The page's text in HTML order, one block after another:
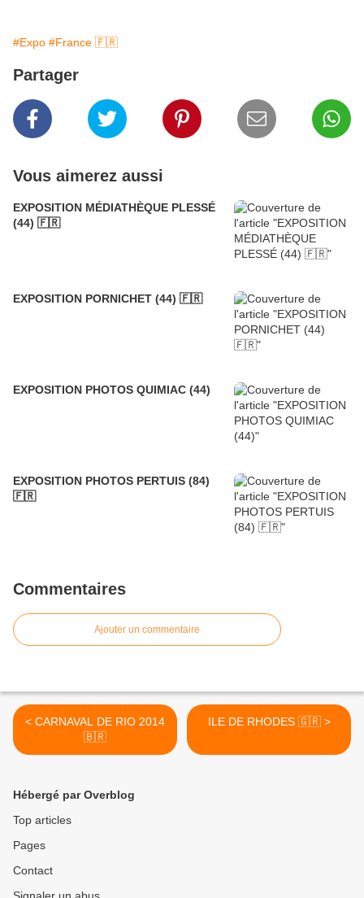
#Expo #France 🇫🇷
Partager
Vous aimerez aussi
EXPOSITION MÉDIATHÈQUE PLESSÉ
(44) 🇫🇷
EXPOSITION PORNICHET (44) 🇫🇷
EXPOSITION PHOTOS QUIMIAC (44)
EXPOSITION PHOTOS PERTUIS (84)
🇫🇷
Commentaires
Ajouter un commentaire
< CARNAVAL DE RIO 2014
🇧🇷
ILE DE RHODES 🇬🇷 >
Hébergé par Overblog
Top articles
Pages
Contact